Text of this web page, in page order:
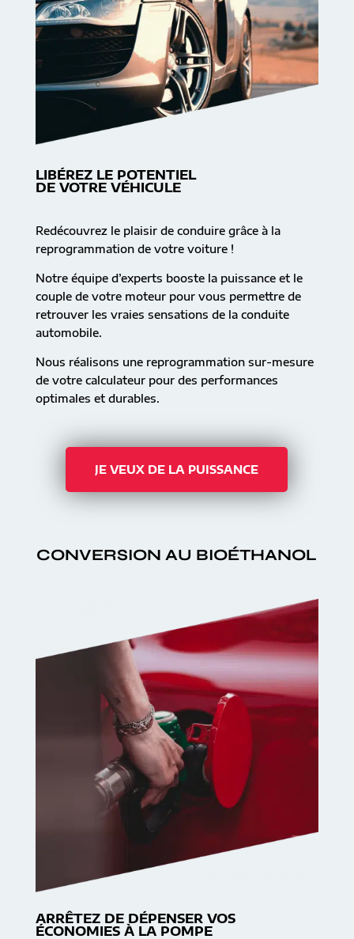
LIBÉREZ LE POTENTIEL
DE VOTRE VÉHICULE
Redécouvrez le plaisir de conduire grâce à la
reprogrammation de votre voiture !
Notre équipe d’experts booste la puissance et le
couple de votre moteur pour vous permettre de
retrouver les vraies sensations de la conduite
automobile.
Nous réalisons une reprogrammation sur-mesure
de votre calculateur pour des performances
optimales et durables.
JE VEUX DE LA PUISSANCE
CONVERSION AU BIOÉTHANOL
ARRÊTEZ DE DÉPENSER VOS
ÉCONOMIES À LA POMPE